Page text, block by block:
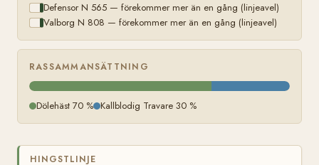
Defensor N 565 — förekommer mer än en gång (linjeavel)
Valborg N 808 — förekommer mer än en gång (linjeavel)
RASSAMMANSÄTTNING
Dölehäst 70 % Kallblodig Travare 30 %
HINGSTLINJE